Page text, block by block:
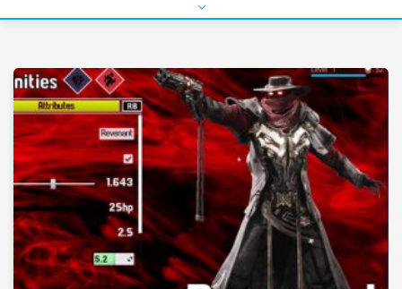
PNG-PSD
Background
Stock Images